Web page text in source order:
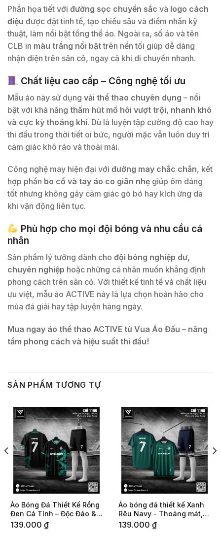
Phần họa tiết với đường sọc chuyển sắc và logo cách
điệu được đặt tinh tế, tạo chiều sâu và điểm nhấn kỹ
thuật, làm nổi bật tổng thể áo. Ngoài ra, số áo và tên
CLB in màu trắng nổi bậttrên nền tối giúp dễ dàng
nhận diện trên sân cỏ, ngay cả khi di chuyển nhanh.
Chất liệu cao cấp – Công nghệ tối ưu
Mẫu áo này sử dụng vải thể thao chuyên dụng – nổi
bật với khả năng thấm hút mồ hôi vượt trội, nhanh khô
và cực kỳ thoáng khí. Dù là luyện tập cường độ cao hay
thi đấu trong thời tiết oi bức, người mặc vẫn luôn duy trì
cảm giác khô ráo và thoải mái.
Công nghệ may hiện đại với đường may chắc chắn, kết
hợp phần bo cổ và tay áo co giãn nhẹ giúp ôm dáng
tốt nhưng không gây cảm giác gò bó hay kích ứng da
khi vận động liên tục.
Phù hợp cho mọi đội bóng và nhu cầu cá
nhân
Sản phẩm lý tưởng dành cho đội bóng nghiệp dư,
chuyên nghiệp hoặc những cá nhân muốn khẳng định
phong cách trên sân cỏ. Với thiết kế tinh tế và chất liệu
ưu việt, mẫu áo ACTIVE này là lựa chọn hoàn hảo cho
mùa đá giải hay tập luyện hàng ngày.
Mua ngay áo thể thao ACTIVE từ Vua Áo Đấu – nâng
tầm phong cách và hiệu suất thi đấu!
SẢN PHẨM TƯƠNG TỰ
Áo Bóng Đá Thiết Kế Rồng
Đen Cá Tính – Độc Đáo &
Nổi Bật
139.000 ₫
Áo bóng đá thiết kế Xanh
Rêu Navy - Thoáng mát,
cá tính & đậm chất thể
139.000 ₫